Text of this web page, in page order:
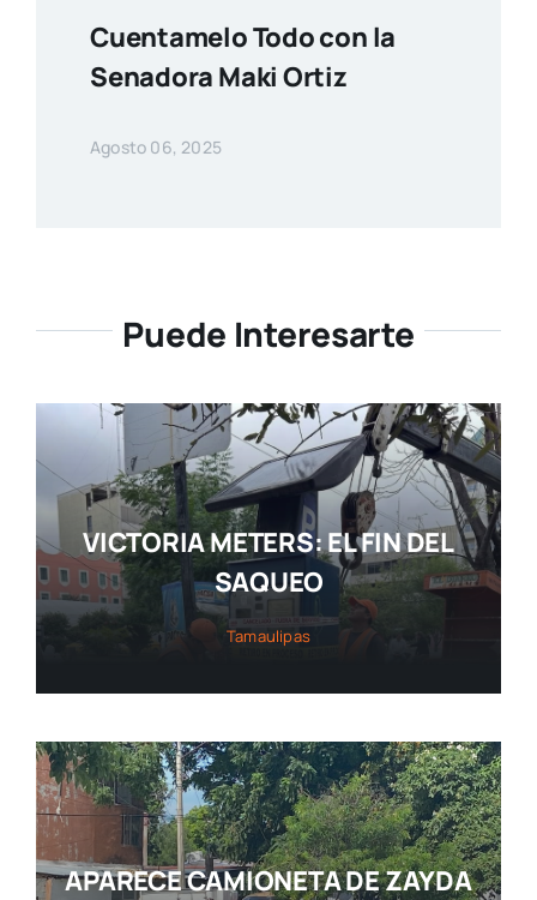
Cuentamelo Todo con la
Senadora Maki Ortiz
Agosto 06, 2025
Puede Interesarte
VICTORIA METERS: EL FIN DEL
SAQUEO
Tamaulipas
APARECE CAMIONETA DE ZAYDA